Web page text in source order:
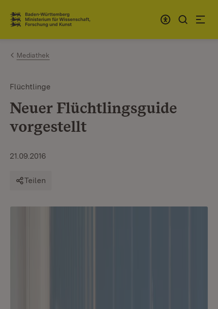
Zum Inhalt springen
Link zur Startseite
Mediathek
Flüchtlinge
Neuer Flüchtlingsguide
vorgestellt
21.09.2016
Teilen